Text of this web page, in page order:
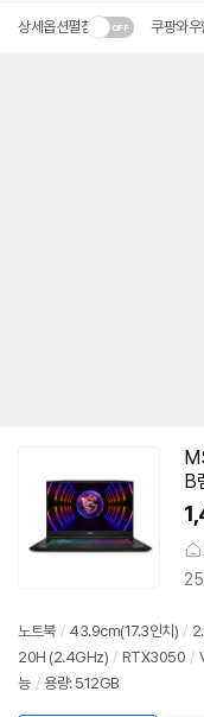
상세옵션펼침 쿠팡와우
B
노트북 / 43.9cm(17.3인치) /
20H (2.4GHz) / RTX3050 /
능 / 용량: 512GB